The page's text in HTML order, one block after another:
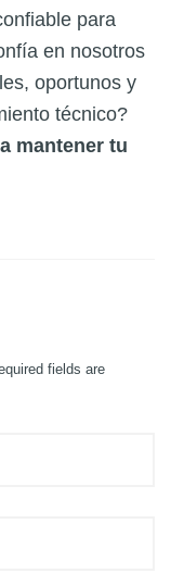
para
en nosotros
oportunos y
técnico?
mantener tu
fields are